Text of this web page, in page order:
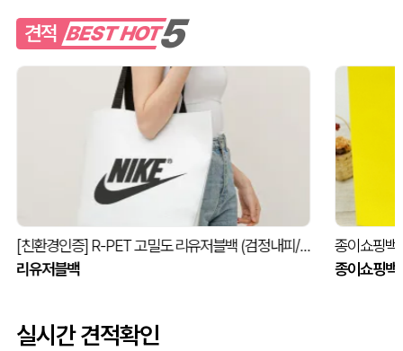
견적 BEST HOT5
[친환경인증] R-PET 고밀도 리유저블백 (검정내피/170g)(S~XL)
리유저블백
종이쇼핑
종이쇼핑백
실시간 견적확인
김OO
맞춤 제작 타포린백 08-10
08-10
08-10
박OO 맞춤 제작 타포린백
김OO 08-10
김OO 맞춤 제작 타포린백